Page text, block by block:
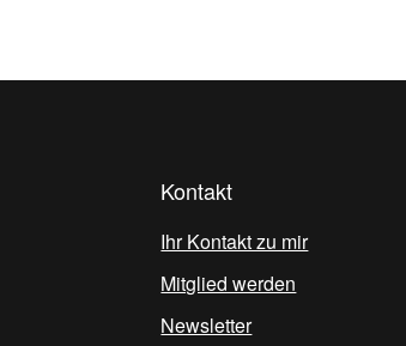
Kontakt
Ihr Kontakt zu mir
Mitglied werden
Newsletter